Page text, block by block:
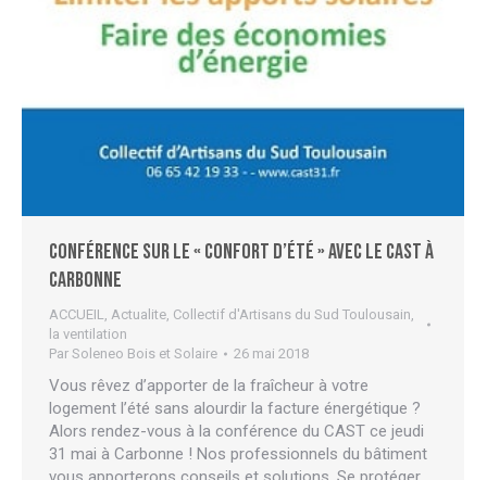
Conférence sur le « confort d’été » avec le CAST à
Carbonne
ACCUEIL Actualite Collectif d'Artisans du Sud Toulousain
la ventilation
Par Soleneo Bois et Solaire 26 mai 2018
Vous rêvez d’apporter de la fraîcheur à votre
logement l’été sans alourdir la facture énergétique ?
Alors rendez-vous à la conférence du CAST ce jeudi
31 mai à Carbonne ! Nos professionnels du bâtiment